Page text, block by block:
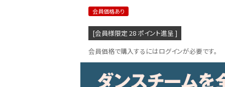
会員価格あり
[会員様限定 28 ポイント進呈 ]
会員価格で購入するにはログインが必要です。